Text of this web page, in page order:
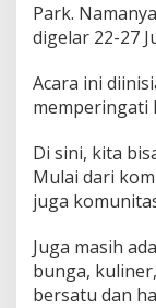
Park.
digelar 22-27
Acara ini
memperingati
Di sini, kita
Mulai dari
juga
Juga masih
bunga,
bersatu dan